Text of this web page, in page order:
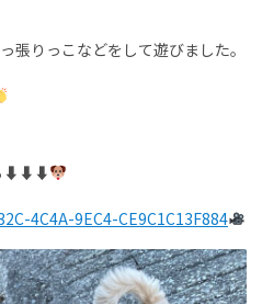
張りっこなどをして遊びました。
⬇︎⬇︎⬇︎
4C4A-9EC4-CE9C1C13F884